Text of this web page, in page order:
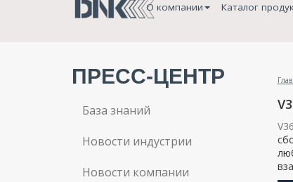
О компании Каталог
ПРЕСС-ЦЕНТР
База знаний
Новости индустрии
Новости компании